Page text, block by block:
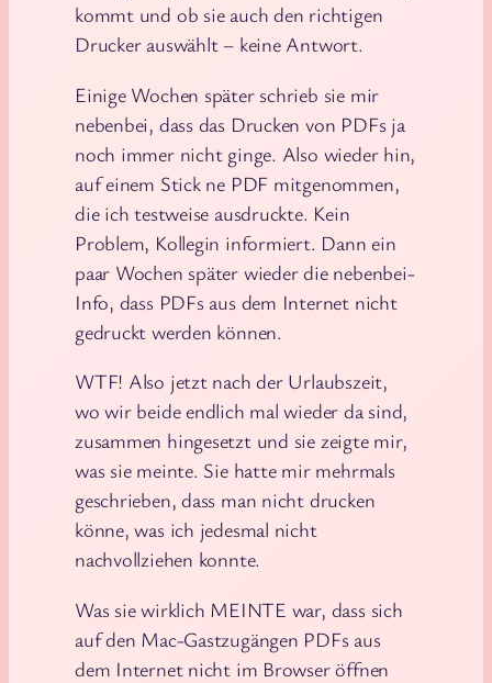
kommt und ob sie auch den richtigen
Drucker auswählt – keine Antwort.
Einige Wochen später schrieb sie mir
nebenbei, dass das Drucken von PDFs ja
noch immer nicht ginge. Also wieder hin,
auf einem Stick ne PDF mitgenommen,
die ich testweise ausdruckte. Kein
Problem, Kollegin informiert. Dann ein
paar Wochen später wieder die nebenbei-
Info, dass PDFs aus dem Internet nicht
gedruckt werden können.
WTF! Also jetzt nach der Urlaubszeit,
wo wir beide endlich mal wieder da sind,
zusammen hingesetzt und sie zeigte mir,
was sie meinte. Sie hatte mir mehrmals
geschrieben, dass man nicht drucken
könne, was ich jedesmal nicht
nachvollziehen konnte.
Was sie wirklich MEINTE war, dass sich
auf den Mac-Gastzugängen PDFs aus
dem Internet nicht im Browser öffnen